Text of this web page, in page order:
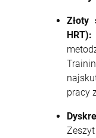
Złoty
HRT):
pracy